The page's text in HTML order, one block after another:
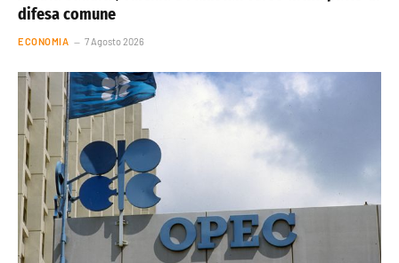
difesa comune
ECONOMIA 7 Agosto 2026